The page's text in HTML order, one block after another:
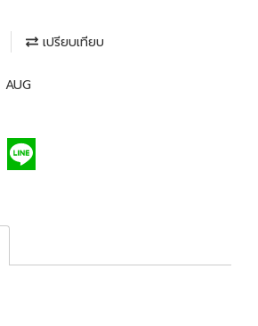
เปรียบเทียบ
AUG